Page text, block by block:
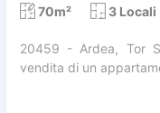
70m² 3 Locali
20459 - Ardea, Tor
vendita di un